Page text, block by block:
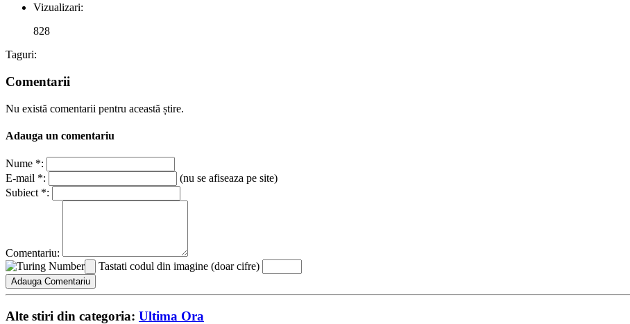
Vizualizari:
828
Taguri:
Comentarii
Nu există comentarii pentru această știre.
Adauga un comentariu
Nume *:
E-mail *:
(nu se afiseaza pe site)
Subiect *:
Comentariu:
Tastati codul din imagine (doar cifre)
Alte stiri din categoria: Ultima Ora